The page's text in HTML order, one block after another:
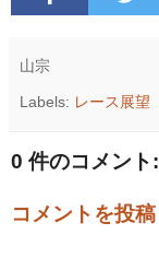
山宗
Labels: レース展望
0 件のコメント:
コメントを投稿